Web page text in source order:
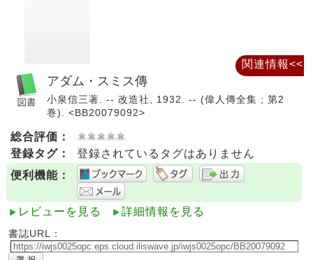
アダム・スミス傳
小泉信三著. -- 改造社, 1932. -- (偉人傳全集 ; 第2
巻). <BB20079092>
総合評価：
登録タグ：
登録されているタグはありません
便利機能：
レビューを見る 詳細情報を見る
書誌URL：
関連情報<<